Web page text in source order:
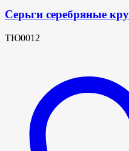
Серьги серебряные
ТЮ0012